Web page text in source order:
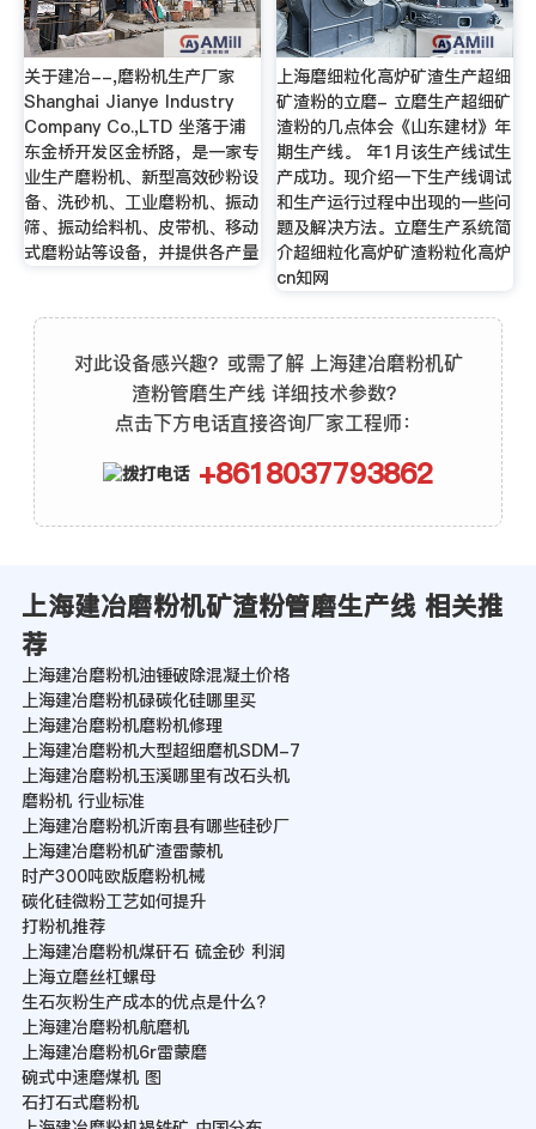
关于建冶--,磨粉机生产厂家
Shanghai Jianye Industry
Company Co.,LTD 坐落于浦
东金桥开发区金桥路，是一家专
业生产磨粉机、新型高效砂粉设
备、洗砂机、工业磨粉机、振动
筛、振动给料机、皮带机、移动
式磨粉站等设备，并提供各产量
上海磨细粒化高炉矿渣生产超细
矿渣粉的立磨- 立磨生产超细矿
渣粉的几点体会《山东建材》年
期生产线。 年1月该生产线试生
产成功。现介绍一下生产线调试
和生产运行过程中出现的一些问
题及解决方法。立磨生产系统简
介超细粒化高炉矿渣粉粒化高炉
cn知网
对此设备感兴趣？或需了解 上海建冶磨粉机矿
渣粉管磨生产线 详细技术参数？
点击下方电话直接咨询厂家工程师：
+8618037793862
上海建冶磨粉机矿渣粉管磨生产线 相关推
荐
上海建冶磨粉机油锤破除混凝土价格
上海建冶磨粉机碌碳化硅哪里买
上海建冶磨粉机磨粉机修理
上海建冶磨粉机大型超细磨机SDM-7
上海建冶磨粉机玉溪哪里有改石头机
磨粉机 行业标准
上海建冶磨粉机沂南县有哪些硅砂厂
上海建冶磨粉机矿渣雷蒙机
时产300吨欧版磨粉机械
碳化硅微粉工艺如何提升
打粉机推荐
上海建冶磨粉机煤矸石 硫金砂 利润
上海立磨丝杠螺母
生石灰粉生产成本的优点是什么?
上海建冶磨粉机航磨机
上海建冶磨粉机6r雷蒙磨
碗式中速磨煤机 图
石打石式磨粉机